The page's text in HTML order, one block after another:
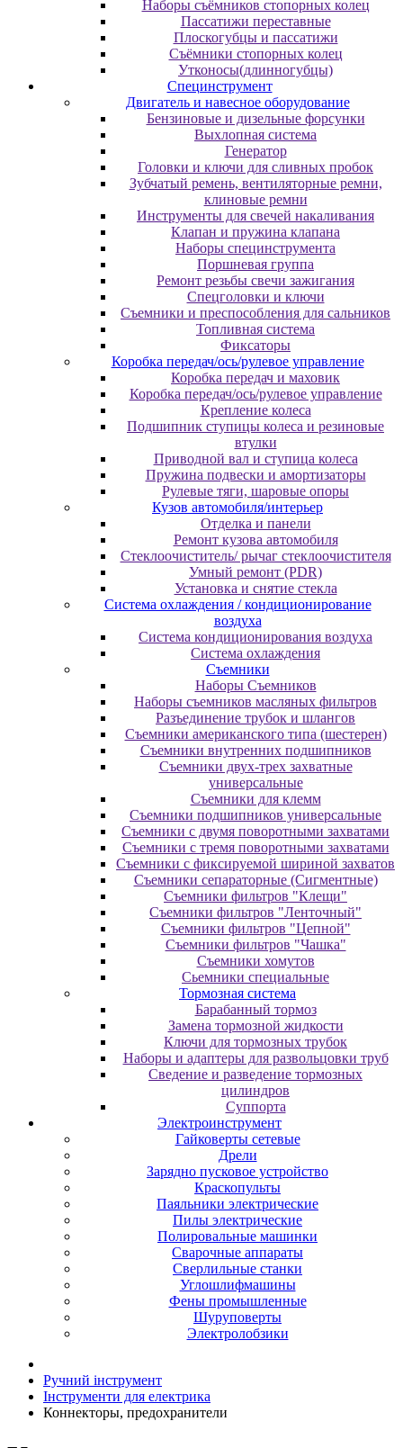
Наборы съёмников стопорных колец
Пассатижи переставные
Плоскогубцы и пассатижи
Съёмники стопорных колец
Утконосы(длинногубцы)
Специнструмент
Двигатель и навесное оборудование
Бензиновые и дизельные форсунки
Выхлопная система
Генератор
Головки и ключи для сливных пробок
Зубчатый ремень, вентиляторные ремни,
клиновые ремни
Инструменты для свечей накаливания
Клапан и пружина клапана
Наборы специнструмента
Поршневая группа
Ремонт резьбы свечи зажигания
Спецголовки и ключи
Съемники и преспособления для сальников
Топливная система
Фиксаторы
Коробка передач/ось/рулевое управление
Коробка передач и маховик
Коробка передач/ось/рулевое управление
Крепление колеса
Подшипник ступицы колеса и резиновые
втулки
Приводной вал и ступица колеса
Пружина подвески и амортизаторы
Рулевые тяги, шаровые опоры
Кузов автомобиля/интерьер
Отделка и панели
Ремонт кузова автомобиля
Стеклоочиститель/ рычаг стеклоочистителя
Умный ремонт (PDR)
Установка и снятие стекла
Система охлаждения / кондиционирование
воздуха
Система кондиционирования воздуха
Система охлаждения
Съемники
Наборы Съемников
Наборы съемников масляных фильтров
Разъединение трубок и шлангов
Съемники американского типа (шестерен)
Съемники внутренних подшипников
Съемники двух-трех захватные
универсальные
Съемники для клемм
Съемники подшипников универсальные
Съемники с двумя поворотными захватами
Съемники с тремя поворотными захватами
Съемники с фиксируемой шириной захватов
Съемники сепараторные (Сигментные)
Съемники фильтров "Клещи"
Съемники фильтров "Ленточный"
Съемники фильтров "Цепной"
Съемники фильтров "Чашка"
Съемники хомутов
Сьемники специальные
Тормозная система
Барабанный тормоз
Замена тормозной жидкости
Ключи для тормозных трубок
Наборы и адаптеры для развольцовки труб
Сведение и разведение тормозных
цилиндров
Суппорта
Электроинструмент
Гайковерты сетевые
Дрели
Зарядно пусковое устройство
Краскопульты
Паяльники электрические
Пилы электрические
Полировальные машинки
Сварочные аппараты
Сверлильные станки
Углошлифмашины
Фены промышленные
Шуруповерты
Электролобзики
Ручний інструмент
Інструменти для електрика
Коннекторы, предохранители